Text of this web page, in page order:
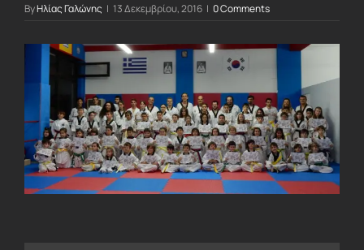
ByΗλίας Γαλώνης | 13 Δεκεμβρίου, 2016 | 0 Comments